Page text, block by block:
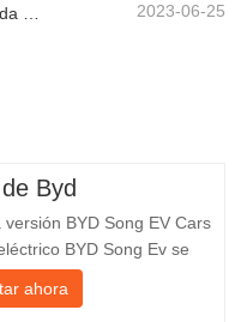
2023-06-25
Byd
versión BYD Song EV Cars
BYD Song Ev se
del cliente y el
productos para satisfacer la
ahora